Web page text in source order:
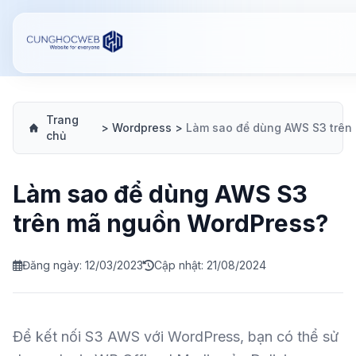
Trang
chủ
> Wordpress >
Làm sao để dùng AWS S3
trên mã nguồn WordPress?
Đăng ngày: 12/03/2023 Cập nhật: 21/08/2024
Để kết nối S3 AWS với WordPress, bạn có thể sử